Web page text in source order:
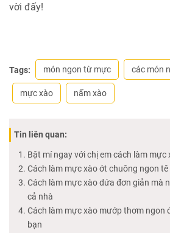
vời đấy!
Tags: món ngon từ mực các món
mực xào nấm xào
Tin liên quan:
Bật mí ngay với chị em cách làm mực
Cách làm mực xào ớt chuông ngon tê
Cách làm mực xào dứa đơn giản mà
cả nhà
Cách làm mực xào mướp thơm ngon
bạn